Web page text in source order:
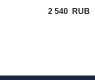
2 540 RUB